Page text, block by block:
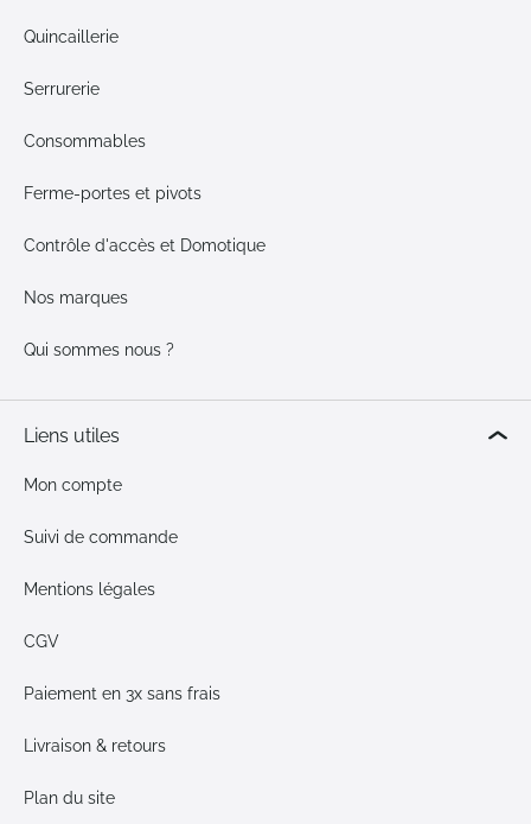
Quincaillerie
Serrurerie
Consommables
Ferme-portes et pivots
Contrôle d'accès et Domotique
Nos marques
Qui sommes nous ?
Liens utiles
Mon compte
Suivi de commande
Mentions légales
CGV
Paiement en 3x sans frais
Livraison & retours
Plan du site